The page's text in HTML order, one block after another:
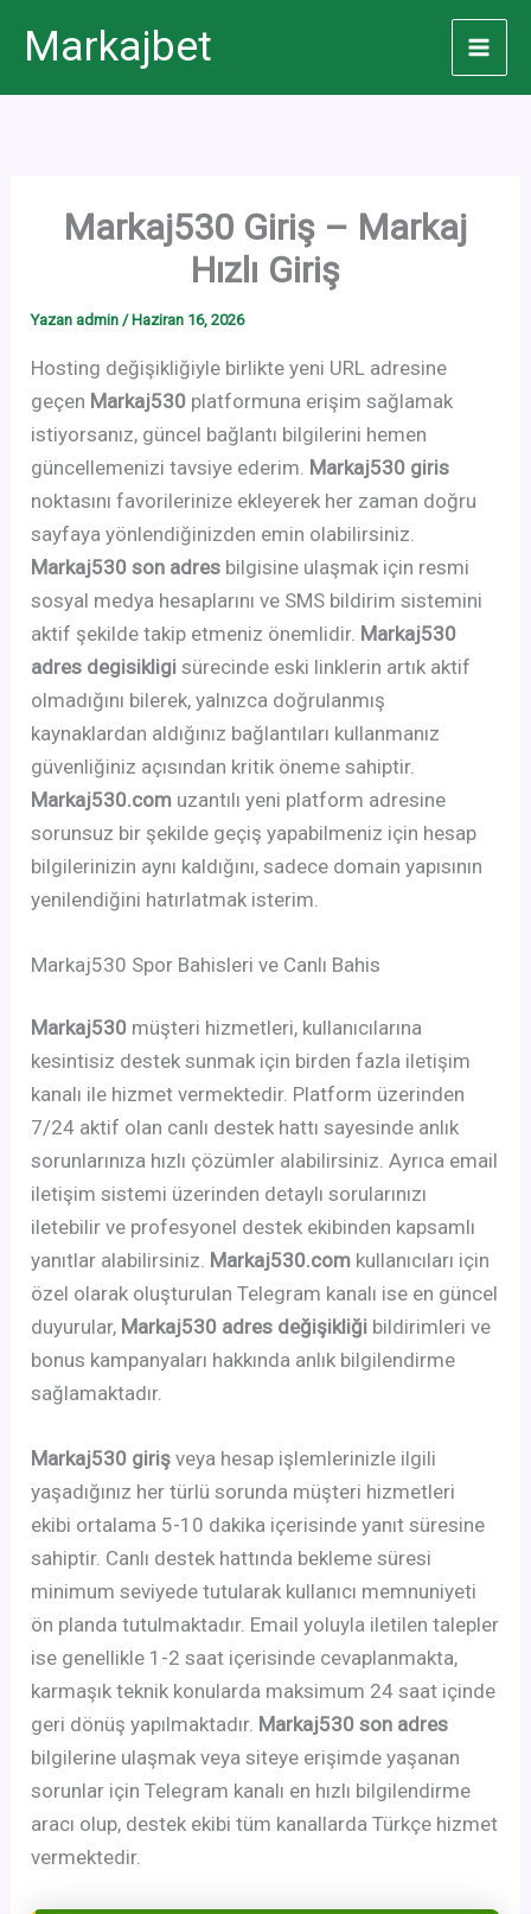
Markajbet
Markaj530 Giriş – Markaj
Hızlı Giriş
Yazan admin /Haziran 16, 2026
Hosting değişikliğiyle birlikte yeni URL adresine
geçen Markaj530 platformuna erişim sağlamak
istiyorsanız, güncel bağlantı bilgilerini hemen
güncellemenizi tavsiye ederim. Markaj530 giris
noktasını favorilerinize ekleyerek her zaman doğru
sayfaya yönlendiğinizden emin olabilirsiniz.
Markaj530 son adres bilgisine ulaşmak için resmi
sosyal medya hesaplarını ve SMS bildirim sistemini
aktif şekilde takip etmeniz önemlidir. Markaj530
adres degisikligi sürecinde eski linklerin artık aktif
olmadığını bilerek, yalnızca doğrulanmış
kaynaklardan aldığınız bağlantıları kullanmanız
güvenliğiniz açısından kritik öneme sahiptir.
Markaj530.com uzantılı yeni platform adresine
sorunsuz bir şekilde geçiş yapabilmeniz için hesap
bilgilerinizin aynı kaldığını, sadece domain yapısının
yenilendiğini hatırlatmak isterim.
Markaj530 Spor Bahisleri ve Canlı Bahis
Markaj530 müşteri hizmetleri, kullanıcılarına
kesintisiz destek sunmak için birden fazla iletişim
kanalı ile hizmet vermektedir. Platform üzerinden
7/24 aktif olan canlı destek hattı sayesinde anlık
sorunlarınıza hızlı çözümler alabilirsiniz. Ayrıca email
iletişim sistemi üzerinden detaylı sorularınızı
iletebilir ve profesyonel destek ekibinden kapsamlı
yanıtlar alabilirsiniz. Markaj530.com kullanıcıları için
özel olarak oluşturulan Telegram kanalı ise en güncel
duyurular, Markaj530 adres değişikliği bildirimleri ve
bonus kampanyaları hakkında anlık bilgilendirme
sağlamaktadır.
Markaj530 giriş veya hesap işlemlerinizle ilgili
yaşadığınız her türlü sorunda müşteri hizmetleri
ekibi ortalama 5-10 dakika içerisinde yanıt süresine
sahiptir. Canlı destek hattında bekleme süresi
minimum seviyede tutularak kullanıcı memnuniyeti
ön planda tutulmaktadır. Email yoluyla iletilen talepler
ise genellikle 1-2 saat içerisinde cevaplanmakta,
karmaşık teknik konularda maksimum 24 saat içinde
geri dönüş yapılmaktadır. Markaj530 son adres
bilgilerine ulaşmak veya siteye erişimde yaşanan
sorunlar için Telegram kanalı en hızlı bilgilendirme
aracı olup, destek ekibi tüm kanallarda Türkçe hizmet
vermektedir.